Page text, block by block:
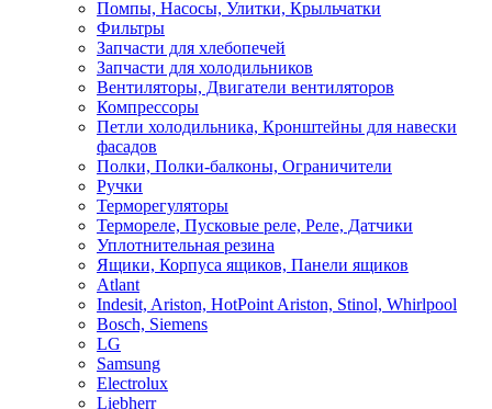
Помпы, Насосы, Улитки, Крыльчатки
Фильтры
Запчасти для хлебопечей
Запчасти для холодильников
Вентиляторы, Двигатели вентиляторов
Компрессоры
Петли холодильника, Кронштейны для навески
фасадов
Полки, Полки-балконы, Ограничители
Ручки
Терморегуляторы
Термореле, Пусковые реле, Реле, Датчики
Уплотнительная резина
Ящики, Корпуса ящиков, Панели ящиков
Atlant
Indesit, Ariston, HotPoint Ariston, Stinol, Whirlpool
Bosch, Siemens
LG
Samsung
Electrolux
Liebherr